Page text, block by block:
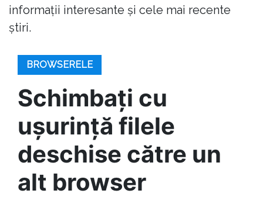
informații interesante și cele mai recente
știri.
BROWSERELE
Schimbați cu
ușurință filele
deschise către un
alt browser